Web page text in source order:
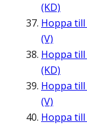
(KD)
Hoppa till
(V)
Hoppa till
(KD)
Hoppa till
(V)
Hoppa till